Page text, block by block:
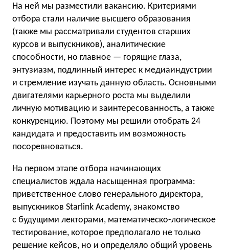
На ней мы разместили вакансию. Критериями
отбора стали наличие высшего образования
(также мы рассматривали студентов старших
курсов и выпускников), аналитические
способности, но главное — горящие глаза,
энтузиазм, подлинный интерес к медиаиндустрии
и стремление изучать данную область. Основными
двигателями карьерного роста мы выделили
личную мотивацию и заинтересованность, а также
конкуренцию. Поэтому мы решили отобрать 24
кандидата и предоставить им возможность
посоревноваться.
На первом этапе отбора начинающих
специалистов ждала насыщенная программа:
приветственное слово генерального директора,
выпускников Starlink Academy, знакомство
с будущими лекторами, математическо-логическое
тестирование, которое предполагало не только
решение кейсов, но и определяло общий уровень